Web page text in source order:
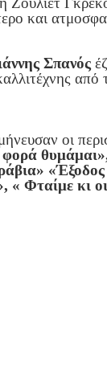
και
Σπανός
από
οι
φορά
«Έξοδος
« Φταίμε κι